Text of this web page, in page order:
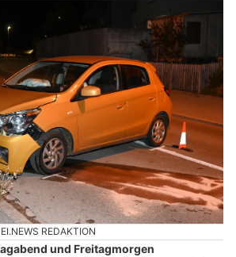
REDAKTION
und Freitagmorgen